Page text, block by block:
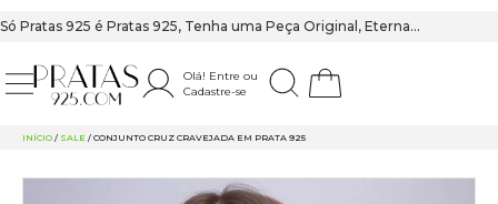
Só Pratas 925 é Pratas 925, Tenha uma Peça Original, Eterna…
Olá! Entre ou
Cadastre-se
INÍCIO / SALE / CONJUNTO CRUZ CRAVEJADA EM PRATA 925